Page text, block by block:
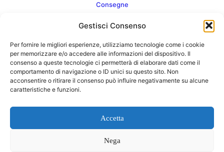
Gestisci Consenso
Per fornire le migliori esperienze, utilizziamo tecnologie come i cookie
per memorizzare e/o accedere alle informazioni del dispositivo. Il
consenso a queste tecnologie ci permetterà di elaborare dati come il
comportamento di navigazione o ID unici su questo sito. Non
acconsentire o ritirare il consenso può influire negativamente su alcune
caratteristiche e funzioni.
Accetta
Nega
Consegne
Come consegnamo
FAQ